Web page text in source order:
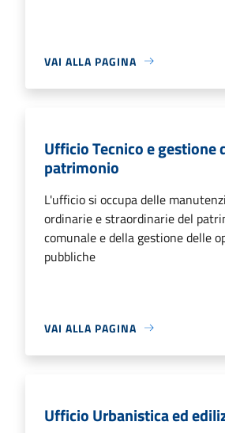
VAI ALLA PAGINA
Ufficio Tecnico e gestione
patrimonio
L'ufficio si occupa delle
ordinarie e straordinarie del
comunale e della gestione delle
pubbliche
VAI ALLA PAGINA
Ufficio Urbanistica ed